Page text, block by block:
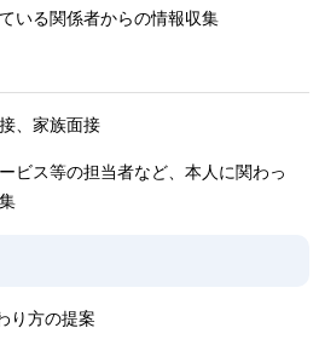
いる関係者からの情報収集
、家族面接
ビス等の担当者など、本人に関わっ
り方の提案